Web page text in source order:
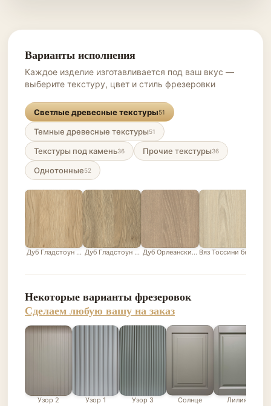
Варианты исполнения
Каждое изделие изготавливается под ваш вкус —
выберите текстуру, цвет и стиль фрезеровки
Светлые древесные текстуры51
Темные древесные текстуры51
Текстуры под камень36 Прочие текстуры36
Однотонные52
Дуб Гладстоун песочныйДуб Гладстоун серо-бежевыйДуб Орлеанский песочно-бежевый
Вяз Тоссини белый
Некоторые варианты фрезеровок
Сделаем любую вашу на заказ
Узор 2 Узор 1 Узор 3 Солнце Лилия